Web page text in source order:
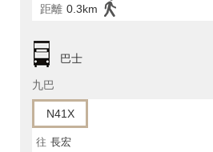
距離 0.3km
巴士
九巴
N41X
往 長宏